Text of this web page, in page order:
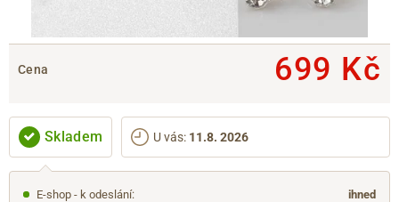
Cena 699 Kč
Skladem U vás: 11.8. 2026
E-shop - k odeslání:
ihned